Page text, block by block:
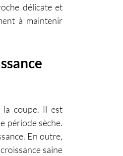
délicate et
à maintenir
la coupe. Il est
période sèche.
En outre,
saine